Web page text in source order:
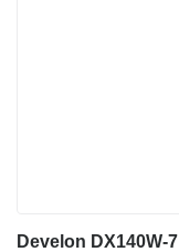
Develon DX140W-7